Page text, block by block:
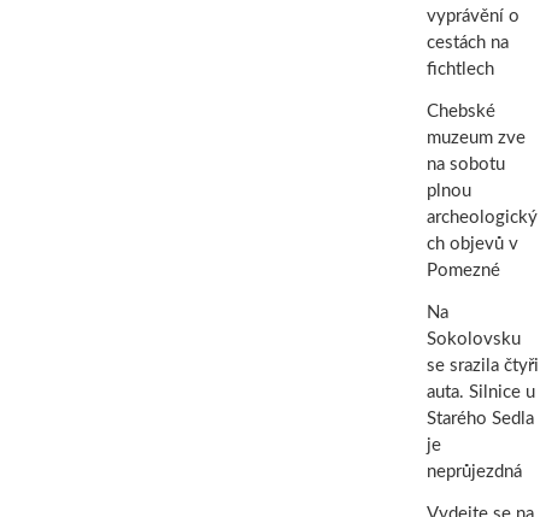
vyprávění o
cestách na
fichtlech
Chebské
muzeum zve
na sobotu
plnou
archeologický
ch objevů v
Pomezné
Na
Sokolovsku
se srazila čtyři
auta. Silnice u
Starého Sedla
je
neprůjezdná